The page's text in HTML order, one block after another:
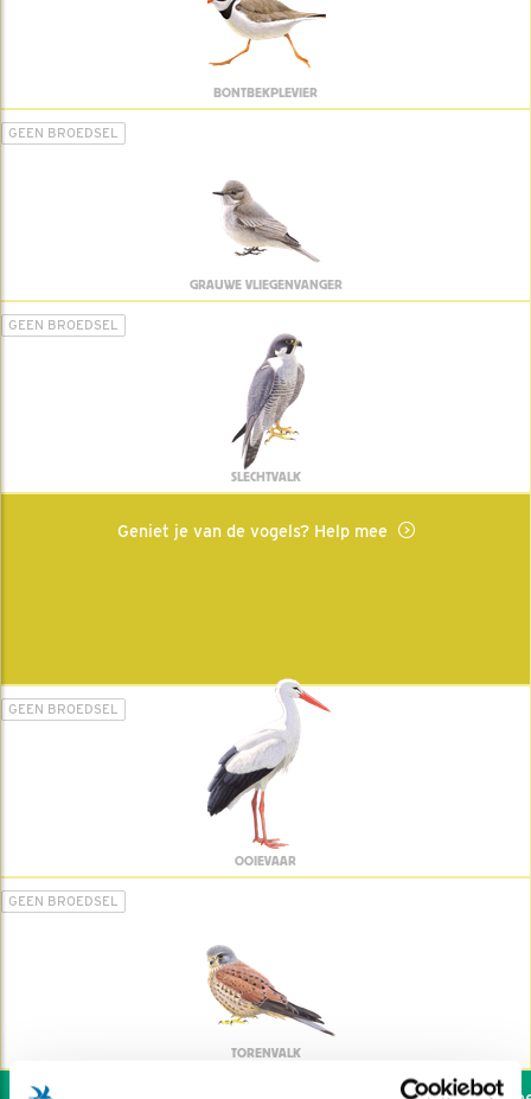
BONTBEKPLEVIER
GEEN BROEDSEL
GRAUWE VLIEGENVANGER
GEEN BROEDSEL
SLECHTVALK
Geniet je van de vogels? Help mee
GEEN BROEDSEL
OOIEVAAR
GEEN BROEDSEL
TORENVALK